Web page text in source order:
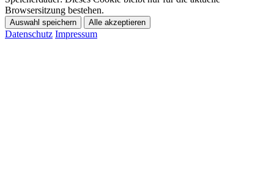
Browsersitzung bestehen.
Auswahl speichern Alle akzeptieren
Datenschutz Impressum